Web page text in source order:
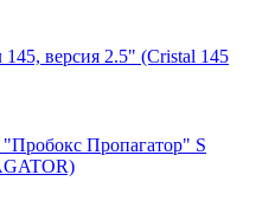
версия 2.5" (Cristal 145
Пропагатор" S